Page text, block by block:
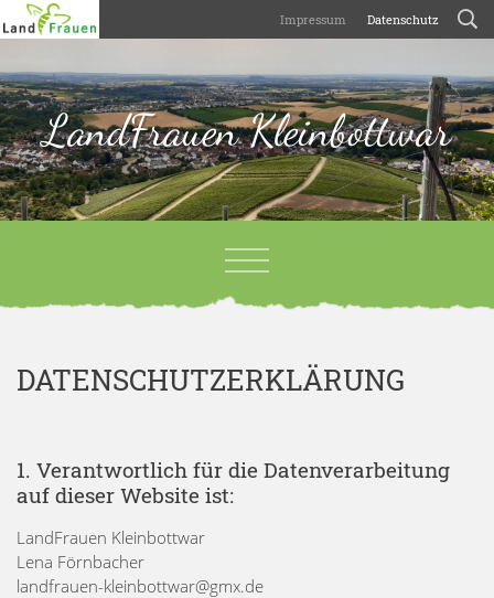
Impressum Datenschutz
LandFrauen Kleinbottwar
DATENSCHUTZERKLÄRUNG
1. Verantwortlich für die Datenverarbeitung
auf dieser Website ist:
LandFrauen Kleinbottwar
Lena Förnbacher
landfrauen-kleinbottwar@gmx.de